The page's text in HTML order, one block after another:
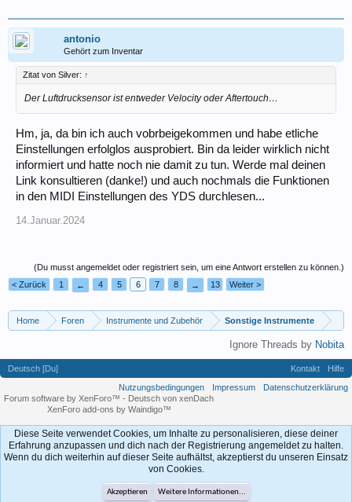
antonio
Gehört zum Inventar
Zitat von Silver: ↑
Der Luftdrucksensor ist entweder Velocity oder Aftertouch…
Hm, ja, da bin ich auch vobrbeigekommen und habe etliche
Einstellungen erfolglos ausprobiert. Bin da leider wirklich nicht
informiert und hatte noch nie damit zu tun. Werde mal deinen
Link konsultieren (danke!) und auch nochmals die Funktionen
in den MIDI Einstellungen des YDS durchlesen...
14.Januar.2024
(Du musst angemeldet oder registriert sein, um eine Antwort erstellen zu können.)
< Zurück
1 ← 4 5 6 7 8 → 13 Weiter >
Home Foren Instrumente und Zubehör Sonstige Instrumente
Ignore Threads by Nobita
Deutsch [Du] Kontakt
Hilfe
Nutzungsbedingungen
Impressum
Datenschutzerklärung
Forum software by XenForo™ - Deutsch von xenDach
XenForo add-ons by Waindigo™
Diese Seite verwendet Cookies, um Inhalte zu personalisieren, diese deiner
Erfahrung anzupassen und dich nach der Registrierung angemeldet zu halten.
Wenn du dich weiterhin auf dieser Seite aufhältst, akzeptierst du unseren Einsatz
von Cookies.
Akzeptieren Weitere Informationen...